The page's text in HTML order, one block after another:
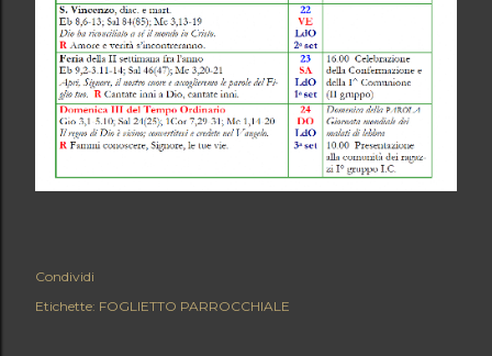
Condividi
Etichette: FOGLIETTO PARROCCHIALE